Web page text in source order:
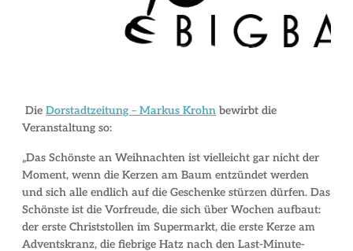
Die Dorstadtzeitung – Markus Krohn bewirbt die
Veranstaltung so:
„Das Schönste an Weihnachten ist vielleicht gar nicht der
Moment, wenn die Kerzen am Baum entzündet werden
und sich alle endlich auf die Geschenke stürzen dürfen. Das
Schönste ist die Vorfreude, die sich über Wochen aufbaut:
der erste Christstollen im Supermarkt, die erste Kerze am
Adventskranz, die fiebrige Hatz nach den Last-Minute-